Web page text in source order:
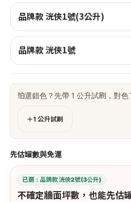
品牌款 洸俠1號(3公升)
品牌款 洸俠1號
怕選錯色？先帶 1 公升試刷，對色
＋1 公升試刷
先估罐數與免運
已選： 品牌款 洸俠2號(3公升)
不確定牆面坪數，也能先估